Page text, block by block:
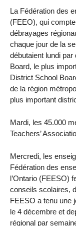
La Fédération des
(FEEO), qui
débrayages
chaque jour de la
débutaient lundi
Board, le plus
District School
de la région
plus important
Mardi, les 45.000
Teachers’
Mercredi, les
Fédération des
l’Ontario (FEESO)
conseils scolaires,
FEESO a tenu une
le 4 décembre et
régional par